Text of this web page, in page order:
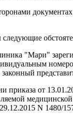
"Мари"
приказа от
N 1480/